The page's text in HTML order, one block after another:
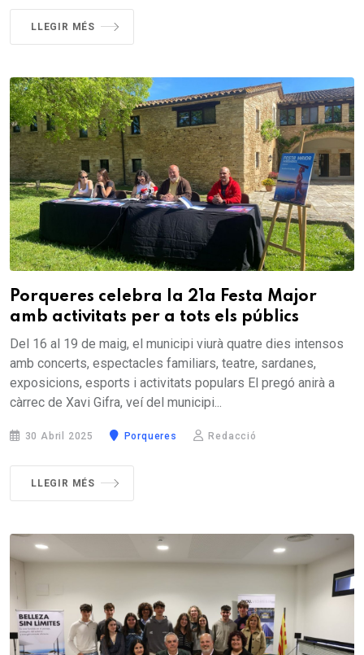
LLEGIR MÉS
Porqueres celebra la 21a Festa Major
amb activitats per a tots els públics
Del 16 al 19 de maig, el municipi viurà quatre dies intensos
amb concerts, espectacles familiars, teatre, sardanes,
exposicions, esports i activitats populars El pregó anirà a
càrrec de Xavi Gifra, veí del municipi...
30 Abril 2025 Porqueres Redacció
LLEGIR MÉS